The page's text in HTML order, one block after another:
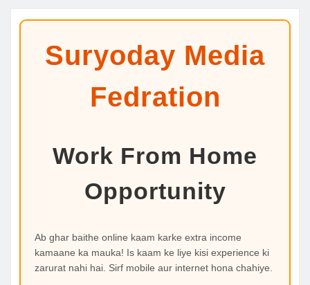
Suryoday Media
Fedration
Work From Home
Opportunity
Ab ghar baithe online kaam karke extra income
kamaane ka mauka! Is kaam ke liye kisi experience ki
zarurat nahi hai. Sirf mobile aur internet hona chahiye.